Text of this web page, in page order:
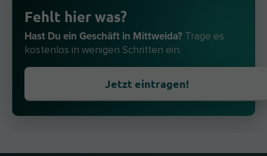
Fehlt hier was?
Hast Du ein Geschäft in Mittweida? Trage es
kostenlos in wenigen Schritten ein.
Jetzt eintragen!